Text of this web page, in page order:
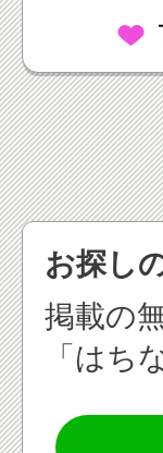
お探し
掲載の
「はち